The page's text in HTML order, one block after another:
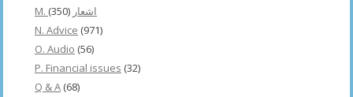
M. اشعار (350)
N. Advice (971)
O. Audio (56)
P. Financial issues (32)
Q & A (68)